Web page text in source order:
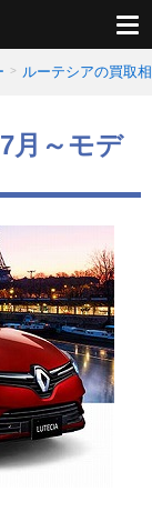
ルーテシアの買取
月～モデ